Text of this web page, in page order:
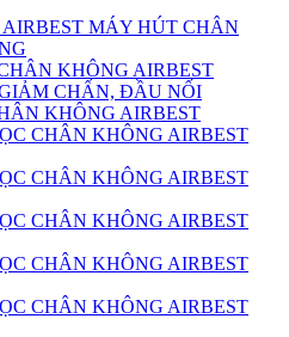
MÁY HÚT CHÂN
KHÔNG AIRBEST
CHẤN, ĐẦU NỐI
KHÔNG AIRBEST
CHÂN KHÔNG AIRBEST
CHÂN KHÔNG AIRBEST
CHÂN KHÔNG AIRBEST
CHÂN KHÔNG AIRBEST
CHÂN KHÔNG AIRBEST